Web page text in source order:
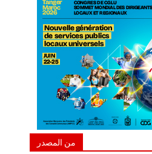
من المصدر